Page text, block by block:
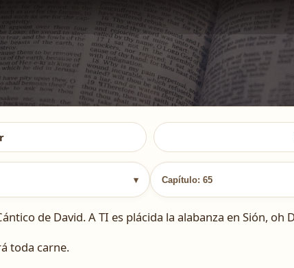
▾ Capítulo: 65
de David. A TI es plácida la alabanza en Sión, oh
toda carne.